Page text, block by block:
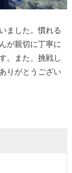
ました。慣れる
が親切に丁寧に
。また、挑戦し
りがとうござい